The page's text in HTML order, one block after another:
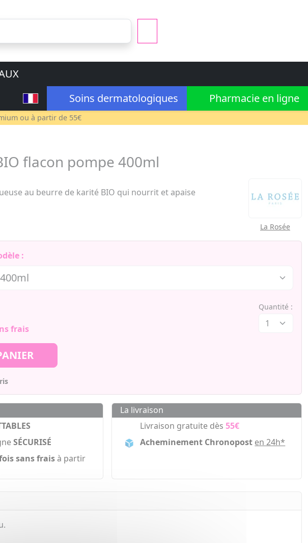
Soins dermatologiques
Pharmacie en ligne
ou à partir de 55€
flacon pompe 400ml
au beurre de karité BIO qui nourrit et apaise
La Rosée
:
frais
Quantité :
SÉCURISÉ
sans fraisà partir
La livraison
Livraison gratuite dès55€
Acheminement Chronopost en 24h*